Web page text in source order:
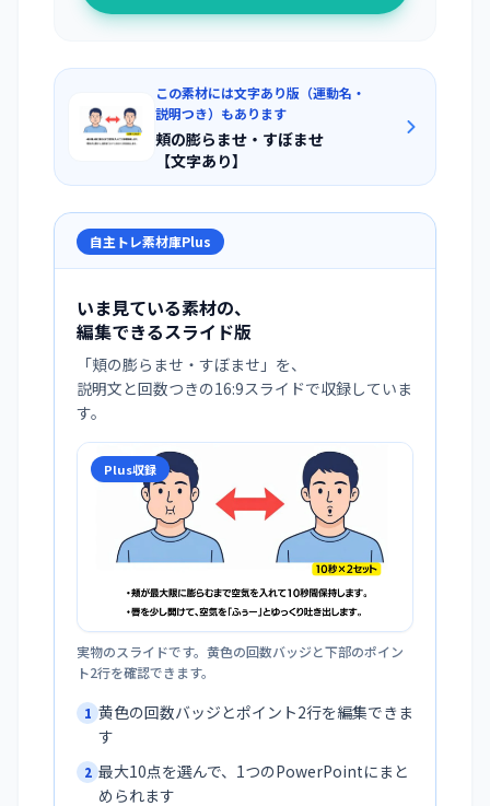
この素材には文字あり版（運動名・
説明つき）もあります
頬の膨らませ・すぼませ
【文字あり】
自主トレ素材庫Plus
いま見ている素材の、
編集できるスライド版
「頬の膨らませ・すぼませ 」を、
説明文と回数つきの16:9スライドで収録していま
す。
Plus収録
実物のスライドです。黄色の回数バッジと下部のポイン
ト2行を確認できます。
1 黄色の回数バッジとポイント2行を編集できま
す
2 最大10点を選んで、1つのPowerPointにまと
められます